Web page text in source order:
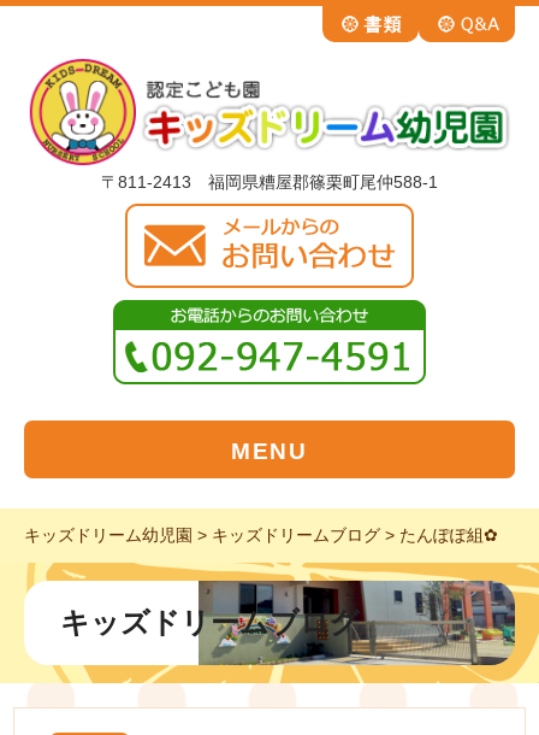
〒811-2413 福岡県糟屋郡篠栗町尾仲588-1
MENU
キッズドリーム幼児園 > キッズドリームブログ > たんぽぽ組✿
キッズドリームブログ